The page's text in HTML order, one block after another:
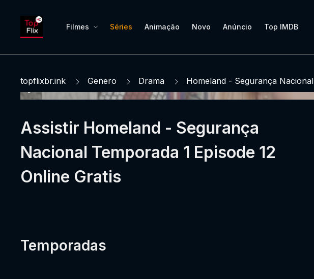
Filmes Séries Animação Novo Anúncio Top IMDB
topflixbr.ink Genero Drama Homeland - Segurança Nacional
Assistir Homeland - Segurança
Nacional Temporada 1 Episode 12
Online Gratis
Temporadas